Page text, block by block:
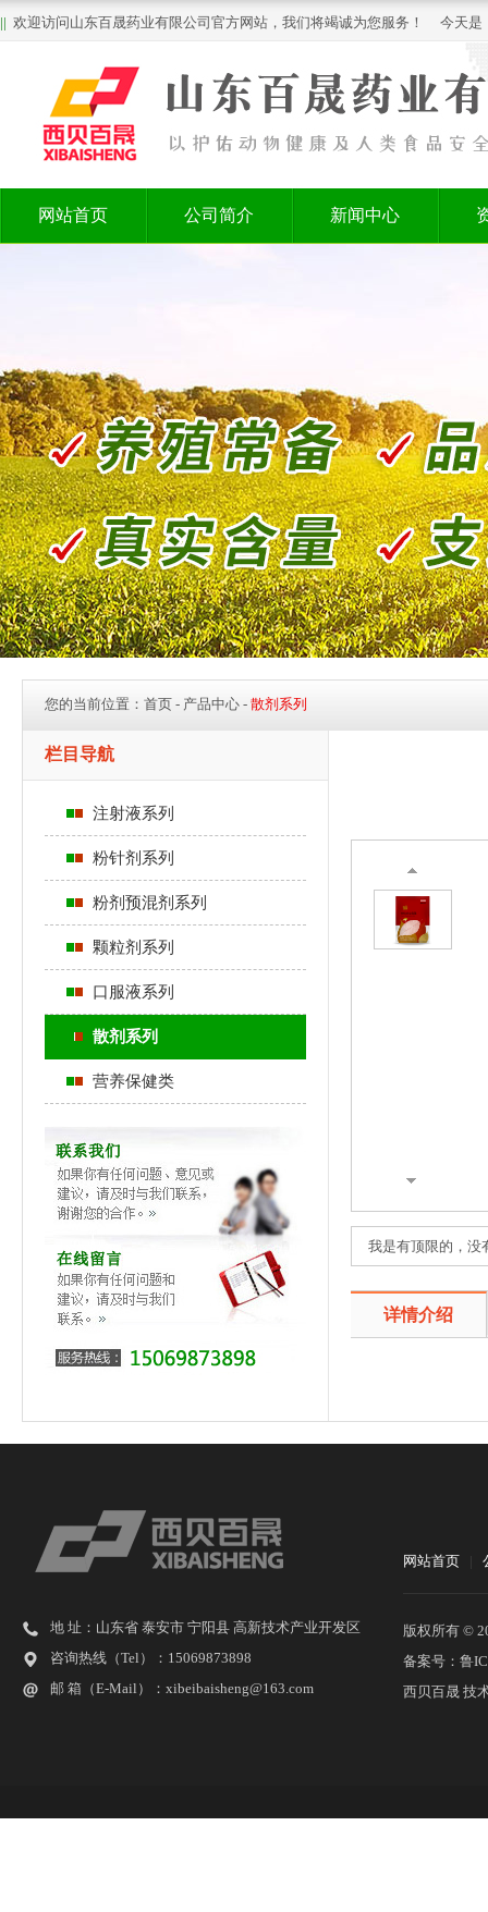
|| 欢迎访问山东百晟药业有限公司官方网站，我们将竭诚为您服务！ 今天是
网站首页 公司简介 新闻中心
您的当前位置： 首页 - 产品中心 - 散剂系列
栏目导航
注射液系列
粉针剂系列
粉剂预混剂系列
颗粒剂系列
口服液系列
散剂系列
营养保健类
我是有顶限的，没
详情介绍
地 址：山东省 泰安市 宁阳县 高新技术产业开发区
咨询热线（Tel）：15069873898
邮 箱（E-Mail）：xibeibaisheng@163.com
网站首页
版权所有 ©
备案号：鲁
西贝百晟 技